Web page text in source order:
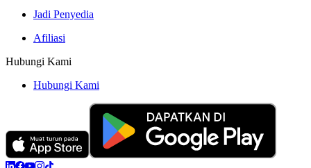
Jadi Penyedia
Afiliasi
Hubungi Kami
Hubungi Kami